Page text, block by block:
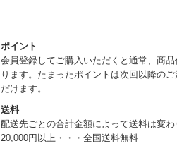
ポイント
会員登録してご購入いただくと通常、商
ります。たまったポイントは次回以降の
だけます。
送料
配送先ごとの合計金額によって送料は変わ
20,000円以上・・・全国送料無料